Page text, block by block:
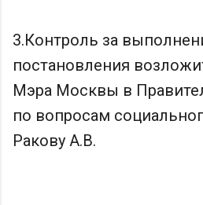
3.Контроль за
постановления
Мэра Москвы в
по вопросам
Ракову А.В.